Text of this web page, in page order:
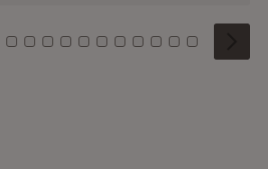
0 1 2
Kachel: 3
Zu Kachel: 4
Zu Kachel: 5
Zu Kachel: 6
Zu Kachel: 7
Zu Kachel: 8
Zu Kachel: 9
Zu Kachel: 10
Zu Kachel: 11
Zu Kachel: 12
Zu Kachel:
Zu